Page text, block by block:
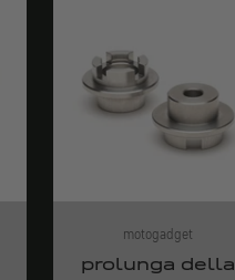
motogadget
prolunga della